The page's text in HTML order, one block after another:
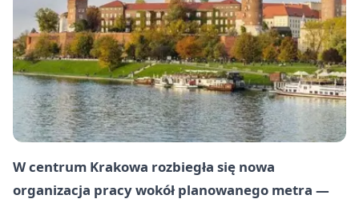
W centrum Krakowa rozbiegła się nowa
organizacja pracy wokół planowanego metra —